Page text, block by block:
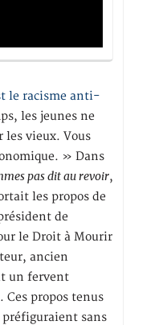
le racisme anti-
les jeunes ne
les vieux. Vous
» Dans
pas dit au revoir,
les propos de
de
le Droit à Mourir
ancien
un fervent
propos tenus
préfiguraient sans